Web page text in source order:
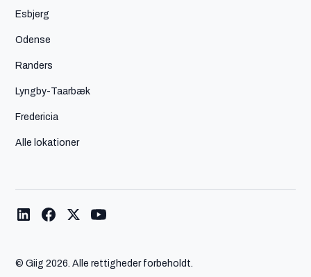
Esbjerg
Odense
Randers
Lyngby-Taarbæk
Fredericia
Alle lokationer
© Giig2026. Alle rettigheder forbeholdt.